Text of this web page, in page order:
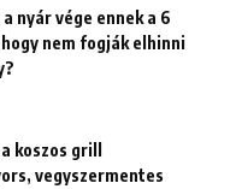
nyár vége ennek a 6
nem fogják elhinni
koszos grill
vegyszermentes